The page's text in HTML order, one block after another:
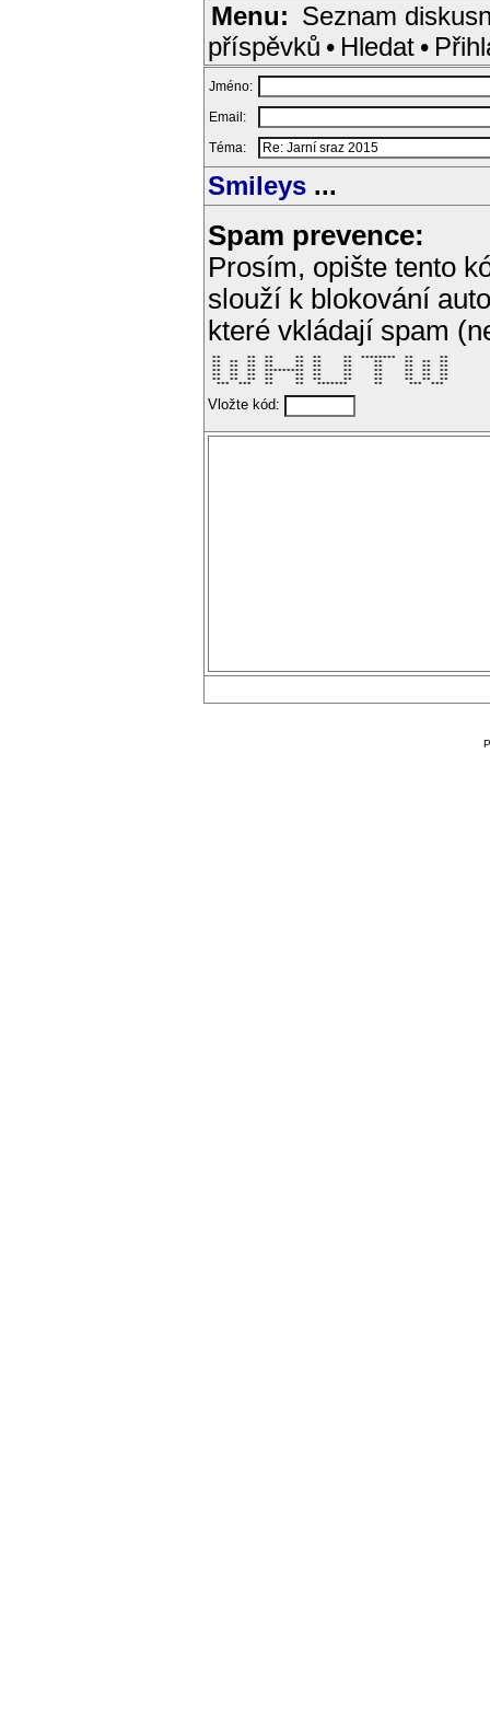
Menu: Seznam
příspěvků • Hledat •
Jméno:
Email:
Téma:
Smileys ...
Spam prevence:
Prosím, opište tento
slouží k blokování
které vkládají spam
**      **  **     **  **     **  ********  **      **
**  **  **  **     **  **     **     **     **  **  **
**  **  **  **     **  **     **     **     **  **  **
**  **  **  *********  **     **     **     **  **  **
**  **  **  **     **  **     **     **     **  **  **
**  **  **  **     **  **     **     **     **  **  **
  ***  ***   **     **   *******      **      ***  ***
Vložte kód: